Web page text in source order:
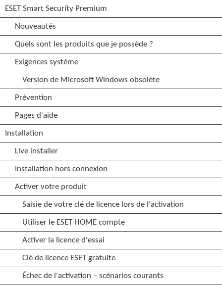
ESET Smart Security Premium
Nouveautés
Quels sont les produits que je possède ?
Exigences système
Version de Microsoft Windows obsolète
Prévention
Pages d'aide
Installation
Live installer
Installation hors connexion
Activer votre produit
Saisie de votre clé de licence lors de l'activation
Utiliser le ESET HOME compte
Activer la licence d'essai
Clé de licence ESET gratuite
Échec de l'activation – scénarios courants